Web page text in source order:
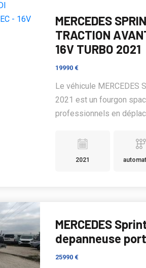
MERCEDES
TRACTION
16V TURBO 2021
19990 €
Le véhicule MERCEDES
2021 est un fourgon
professionnels en
2021
MERCEDES
depanneuse
25990 €